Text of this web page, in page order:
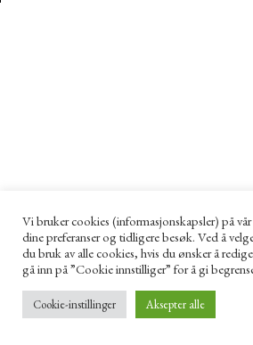
Vi bruker cookies (informasjonskapsler) på
dine preferanser og tidligere besøk. Ved å
du bruk av alle cookies, hvis du ønsker å
gå inn på ”Cookie innstilliger” for å gi
Cookie-instillinger Aksepter alle